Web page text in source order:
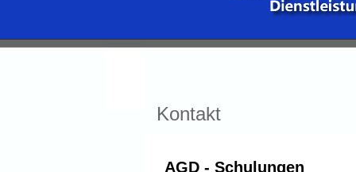
Kontakt
AGD - Schulungen